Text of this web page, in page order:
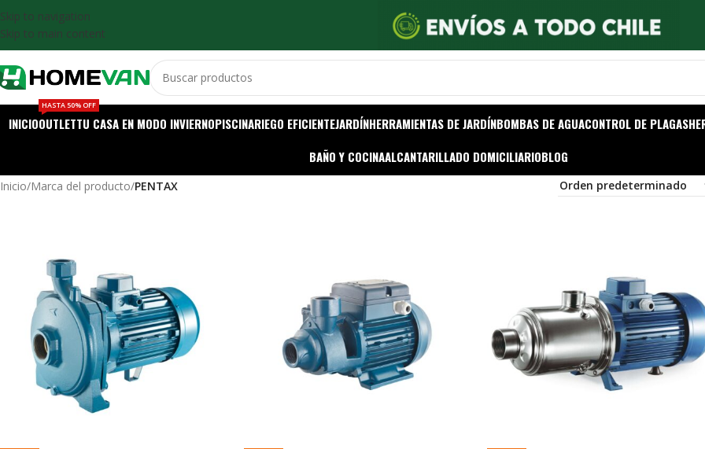
Skip to navigation
Skip to main content
INICIOOUTLET
HASTA 50% OFF
TU CASA EN MODO INVIERNOPISCINARIEGO EFICIENTEJARDÍNHERRAMIENTAS DE JARDÍNBOMBAS DE AGUACONTROL DE PLAGAS
BAÑO Y COCINAALCANTARILLADO DOMICILIARIOBLOG
Inicio/Marca del producto/PENTAX